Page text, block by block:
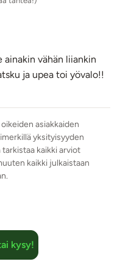
pilven alla
imevä klitoriskiihotin,
ohjataan
painamalla.
helppokäyttöisen
imevä klitoriskiihotin
päällä, voidaan
lataustelakan
vähän liiankin
ja upea toi yövalo!!
asiakkaiden
yksityisyyden
kaikki arviot
kaikki julkaistaan
kysy!